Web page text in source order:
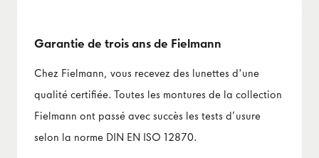
Garantie de trois ans de Fielmann
Chez Fielmann, vous recevez des lunettes d'une
qualité certifiée. Toutes les montures de la collection
Fielmann ont passé avec succès les tests d’usure
selon la norme DIN EN ISO 12870.